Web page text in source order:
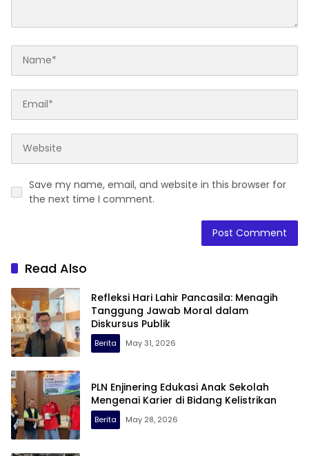
Save my name, email, and website in this browser for
the next time I comment.
Read Also
Refleksi Hari Lahir Pancasila: Menagih
Tanggung Jawab Moral dalam
Diskursus Publik
Berita May 31, 2026
PLN Enjinering Edukasi Anak Sekolah
Mengenai Karier di Bidang Kelistrikan
Berita May 28, 2026